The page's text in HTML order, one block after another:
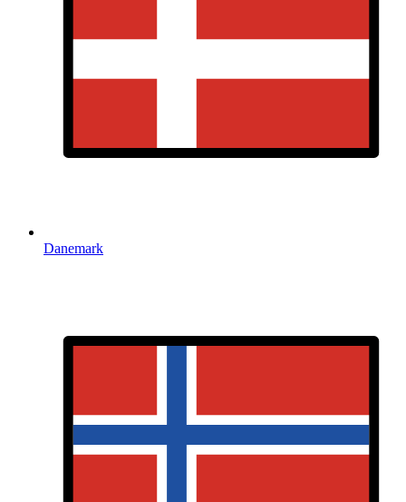
Danemark